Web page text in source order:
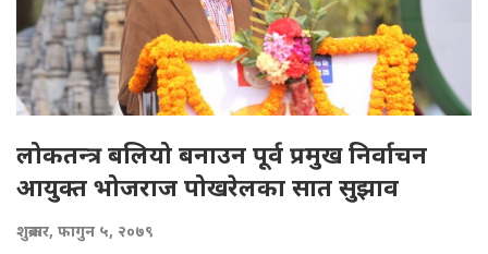
लोकतन्त्र बलियो बनाउन पूर्व प्रमुख निर्वाचन
आयुक्त भोजराज पोखरेलका सात सुझाव
शुक्रबार, फागुन ५, २०७९